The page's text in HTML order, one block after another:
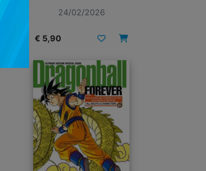
24/02/2026
€ 5,90